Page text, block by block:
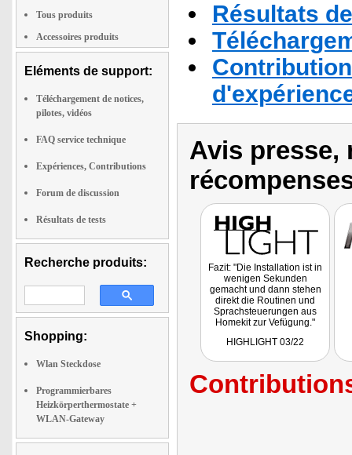
Tous produits
Accessoires produits
Eléments de support:
Téléchargement de notices,
pilotes, vidéos
FAQ service technique
Expériences, Contributions
Forum de discussion
Résultats de tests
Recherche produits:
Shopping:
Wlan Steckdose
Programmierbares
Heizkörperthermostate +
WLAN-Gateway
Résultats
Avis presse,
Fazit: "Die Installation ist in
wenigen Sekunden
gemacht und dann stehen
direkt die Routinen und
Sprachsteuerungen aus
Homekit zur Vefügung."
HIGHLIGHT 03/22